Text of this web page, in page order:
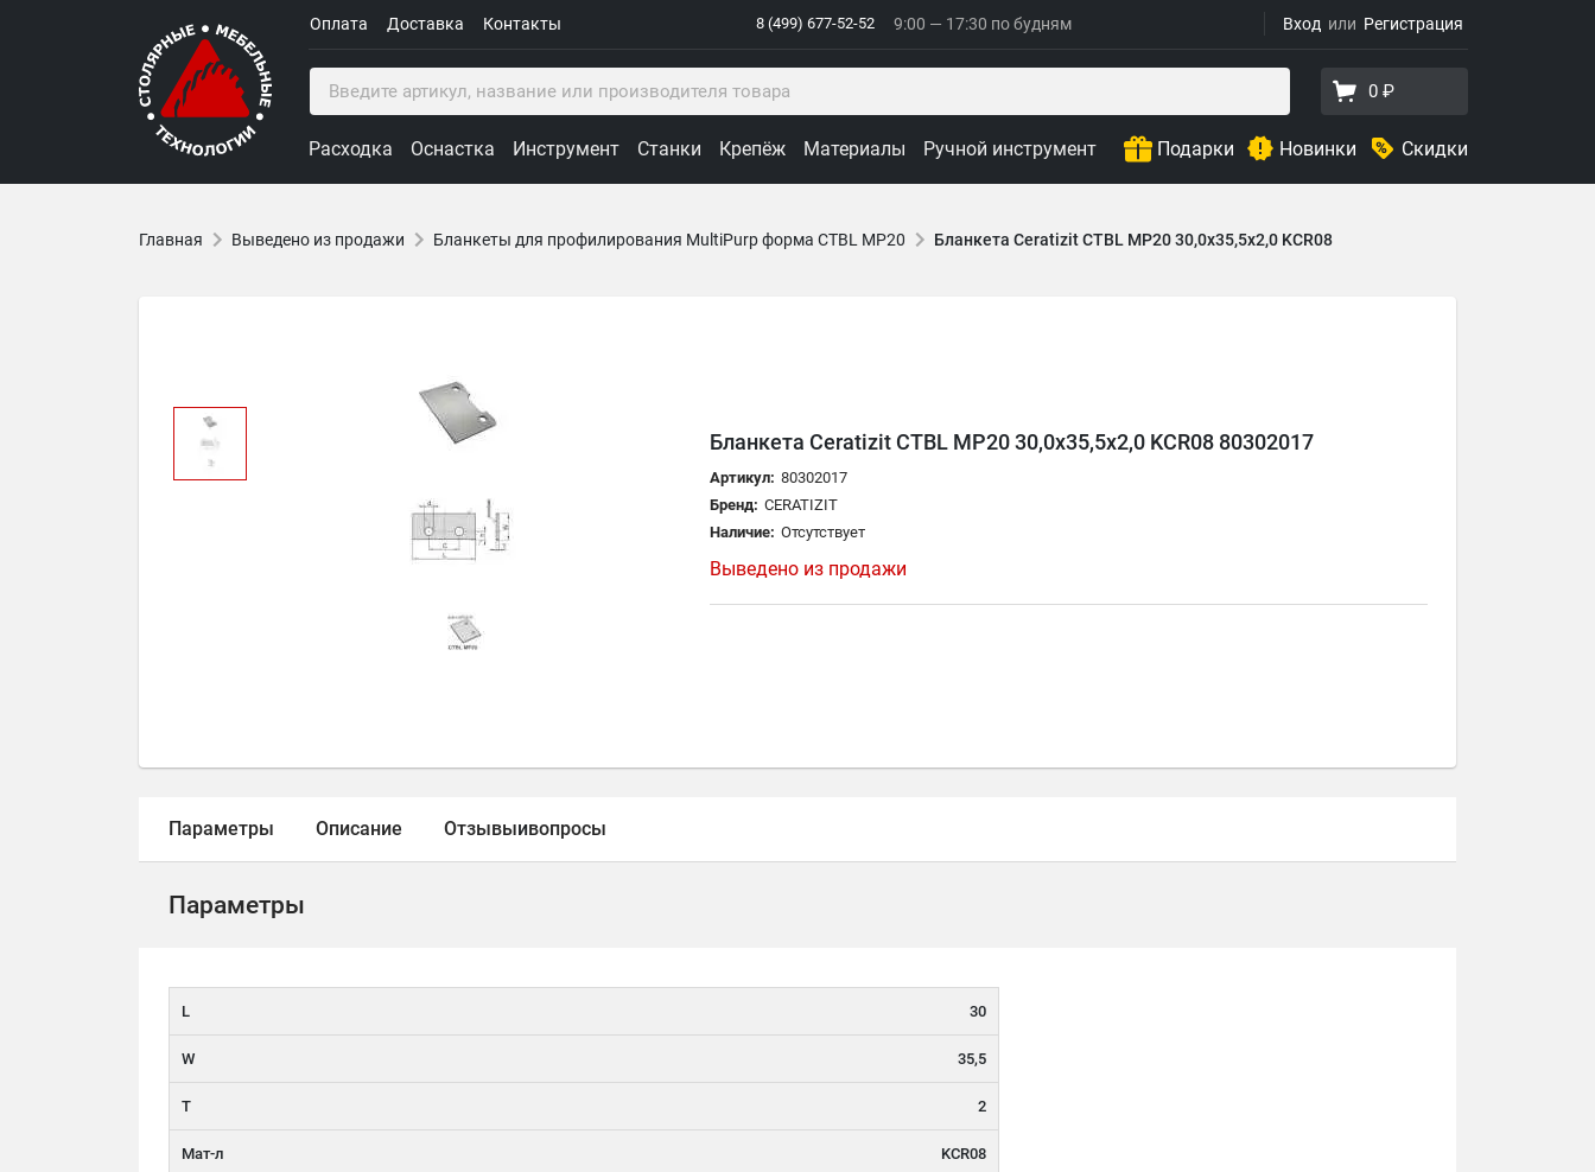
Оплата Доставка Контакты Вход Регистрация
8 (499) 677-52-52 9:00 — 17:30 по будням
0 ₽
Расходка Оснастка Инструмент Станки Крепёж Материалы Ручной инструмент Подарки Новинки Скидки
Главная Выведено из продажи Бланкеты для профилирования MultiPurp форма CTBL MP20 Бланкета Ceratizit CTBL MP20 30,0x35,5x2,0 KCR08
Бланкета Ceratizit CTBL MP20 30,0x35,5x2,0 KCR08 80302017
Артикул: 80302017
Бренд: CERATIZIT
Наличие: Отсутствует
Выведено из продажи
Параметры Описание Отзывыивопросы
Параметры
L 30
W 35,5
T 2
Мат-л KCR08